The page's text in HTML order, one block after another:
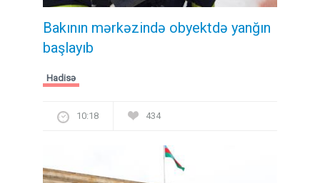
Bakının mərkəzində obyektdə yanğın
başlayıb
Hadisə
10:18 434